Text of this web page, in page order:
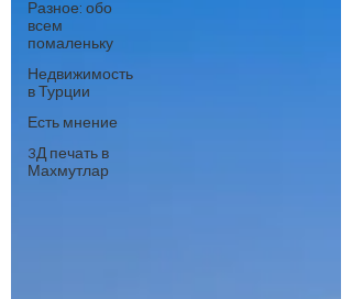
Разное: обо
всем
помаленьку
Недвижимость
в Турции
Есть мнение
3Д печать в
Махмутлар